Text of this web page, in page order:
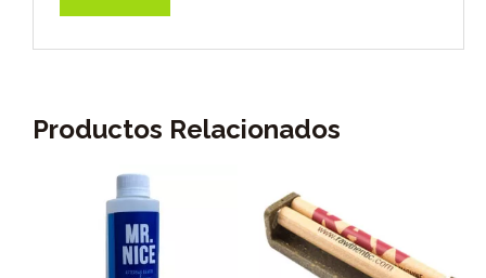
Productos Relacionados